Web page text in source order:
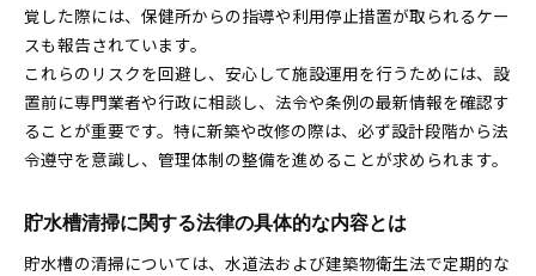
衛生管理徹底のためのスペース設計ポイント
点検スペース法令順守と現場での工夫例を解説
清掃業者の選び方と失敗しない比較方法
貯水槽清掃業者選定で重視すべき法律知識
登録済み業者の見極め方と選定ポイント
貯水槽管理で信頼できる清掃業者の特徴
衛生管理を強化するための業者比較のコツ
覚した際には、保健所からの指導や利用停止措置が取られるケー
スも報告されています。
これらのリスクを回避し、安心して施設運用を行うためには、設
置前に専門業者や行政に相談し、法令や条例の最新情報を確認す
ることが重要です。特に新築や改修の際は、必ず設計段階から法
令遵守を意識し、管理体制の整備を進めることが求められます。
貯水槽清掃に関する法律の具体的な内容とは
貯水槽の清掃については、水道法および建築物衛生法で定期的な